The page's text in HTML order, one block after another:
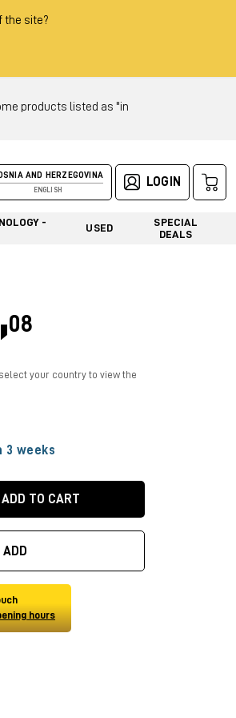
the site?
products listed as "in
AND HERZEGOVINA
ENGLISH
LOGIN
-
USED
SPECIAL
DEALS
08
your country to view the
3 weeks
ADD TO CART
ADD
hours